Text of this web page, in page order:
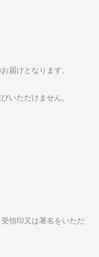
届けとなります。
いただけません。
領印又は署名をいただ